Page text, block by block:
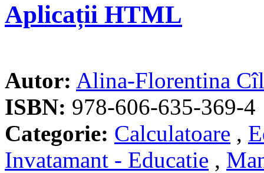
Aplicații HTML
Autor: Alina-Florentina
ISBN: 978-606-635-369-4
Categorie: Calculatoare ,
Invatamant - Educatie ,